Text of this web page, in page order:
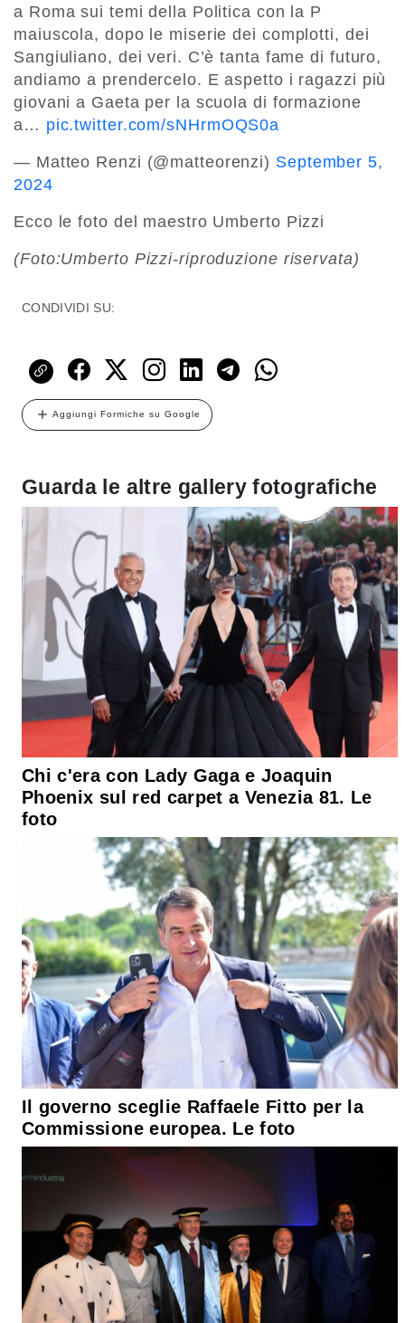
a Roma sui temi della Politica con la P
maiuscola, dopo le miserie dei complotti, dei
Sangiuliano, dei veri. C’è tanta fame di futuro,
andiamo a prendercelo. E aspetto i ragazzi più
giovani a Gaeta per la scuola di formazione
a… pic.twitter.com/sNHrmOQS0a
— Matteo Renzi (@matteorenzi) September 5,
2024
Ecco le foto del maestro Umberto Pizzi
(Foto:Umberto Pizzi-riproduzione riservata)
CONDIVIDI SU:
Aggiungi Formiche su Google
Guarda le altre gallery fotografiche
Chi c'era con Lady Gaga e Joaquin
Phoenix sul red carpet a Venezia 81. Le
foto
Il governo sceglie Raffaele Fitto per la
Commissione europea. Le foto